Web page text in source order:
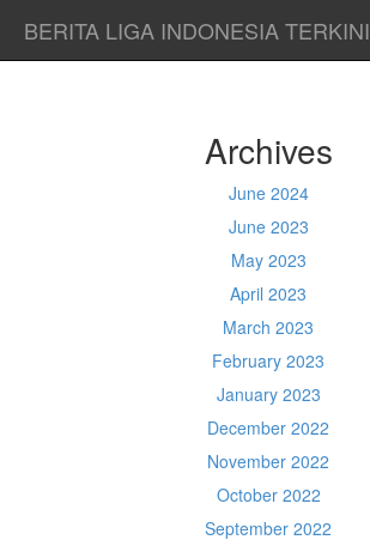
BERITA LIGA INDONESIA TERKINI
Archives
June 2024
June 2023
May 2023
April 2023
March 2023
February 2023
January 2023
December 2022
November 2022
October 2022
September 2022